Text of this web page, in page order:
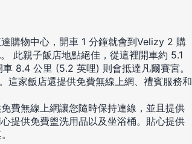
購物中心，開車 1 分鐘就會到Velizy 2 購
此親子飯店地點絕佳，從這裡開車約 5.1
8.4 公里 (5.2 英哩) 則會抵達凡爾賽宮。
這家飯店還提供免費無線上網、禮賓服務和
費無線上網讓您隨時保持連線，並且提供
提供免費盥洗用品以及坐浴桶。貼心提供